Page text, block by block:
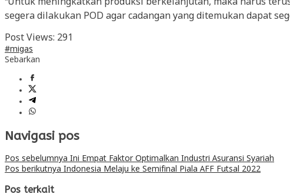
segera dilakukan POD agar cadangan yang ditemukan dapat
Post Views: 291
#migas
Sebarkan
Navigasi pos
Pos sebelumnya Ini Empat Faktor Optimalkan Industri Asuransi Syariah
Pos berikutnya Indonesia Melaju ke Semifinal Piala AFF Futsal 2022
Pos terkait